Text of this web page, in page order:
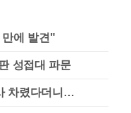
에 발견"
성접대 파문
차렸다더니…